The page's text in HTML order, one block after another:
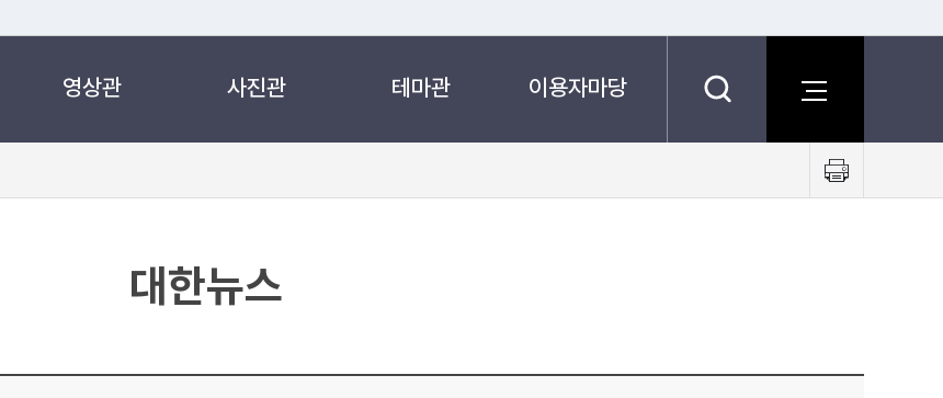
니다.
영상관 사진관 테마관 이용자마당
트
대한뉴스